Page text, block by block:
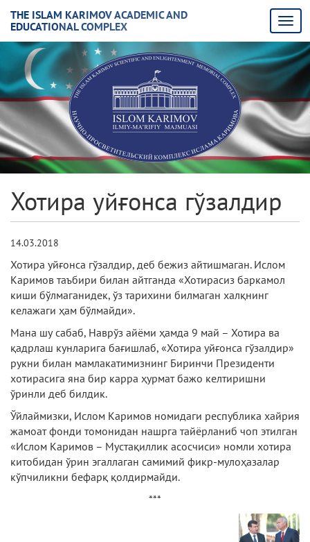
THE ISLAM KARIMOV ACADEMIC AND
EDUCATIONAL COMPLEX
Хотира уйғонса гўзалдир
14.03.2018
Хотира уйғонса гўзалдир, деб бежиз айтишмаган. Ислом
Каримов таъбири билан айтганда «­­Хотирасиз баркамол
киши бўлмаганидек, ўз тарихини билмаган халқнинг
келажаги ҳам бўлмайди».
Мана шу сабаб, Наврўз айёми ҳамда 9 май – Хотира ва
қадрлаш кунларига бағишлаб, «Хотира уйғонса гўзалдир»
рукни билан мамлакатимизнинг Биринчи Президенти
хотирасига яна бир карра ҳурмат бажо келтиришни
ўринли деб билдик.
Ўйлаймизки, Ислом Каримов номидаги республика хайрия
жамоат фонди томонидан нашрга тайёрланиб чоп этилган
«Ислом Каримов – Мустақиллик асосчиси» номли хотира
китобидан ўрин эгаллаган самимий фикр-мулоҳазалар
кўпчиликни бефарқ қолдирмайди.
***